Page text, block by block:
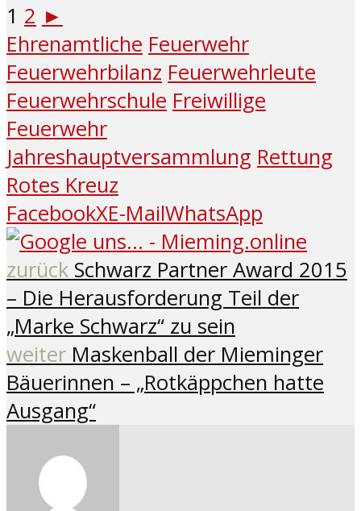
1 2 ►
Ehrenamtliche Feuerwehr
Feuerwehrbilanz Feuerwehrleute
Feuerwehrschule Freiwillige
Feuerwehr
Jahreshauptversammlung Rettung
Rotes Kreuz
FacebookXE-MailWhatsApp
zurück Schwarz Partner Award 2015
– Die Herausforderung Teil der
„Marke Schwarz“ zu sein
weiter Maskenball der Mieminger
Bäuerinnen – „Rotkäppchen hatte
Ausgang“